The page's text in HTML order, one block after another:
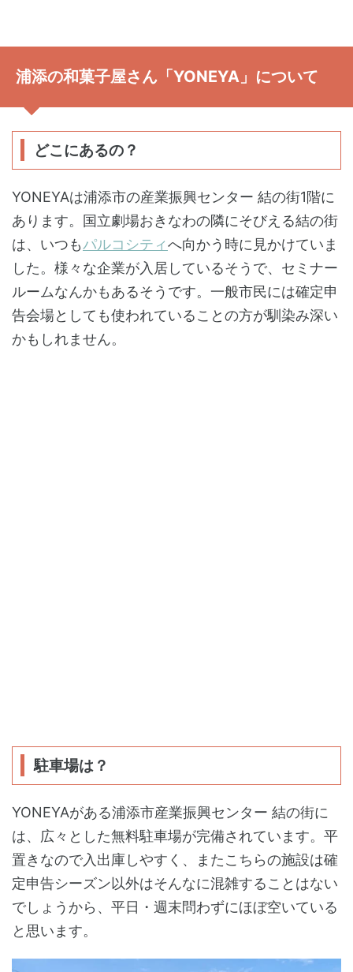
浦添の和菓子屋さん「YONEYA」について
どこにあるの？
YONEYAは浦添市の産業振興センター 結の街1階に
あります。国立劇場おきなわの隣にそびえる結の街
は、いつもパルコシティへ向かう時に見かけていま
した。様々な企業が入居しているそうで、セミナー
ルームなんかもあるそうです。一般市民には確定申
告会場としても使われていることの方が馴染み深い
かもしれません。
駐車場は？
YONEYAがある浦添市産業振興センター 結の街に
は、広々とした無料駐車場が完備されています。平
置きなので入出庫しやすく、またこちらの施設は確
定申告シーズン以外はそんなに混雑することはない
でしょうから、平日・週末問わずにほぼ空いている
と思います。